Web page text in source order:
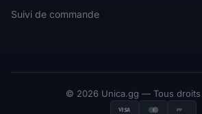
Suivi de commande
© 2026 Unica.gg — Tous droits
PP